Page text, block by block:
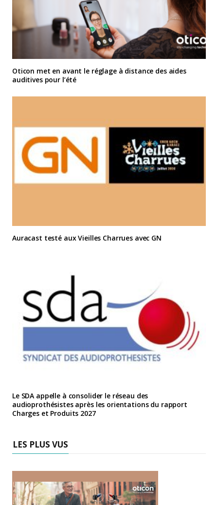
Oticon met en avant le réglage à distance des aides
auditives pour l’été
Auracast testé aux Vieilles Charrues avec GN
Le SDA appelle à consolider le réseau des
audioprothésistes après les orientations du rapport
Charges et Produits 2027
LES PLUS VUS